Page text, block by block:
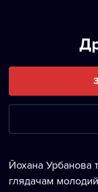
Йохана Урбанова
глядачам